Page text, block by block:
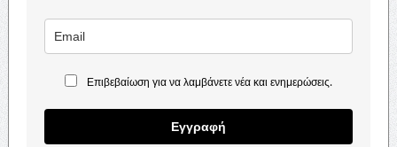
Επιβεβαίωση για να λαμβάνετε νέα και ενημερώσεις.
Εγγραφή